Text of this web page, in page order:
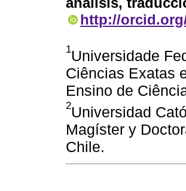
http://orcid.org/
1Universidade
Ciências Exatas
Ensino de
2Universidad
Magíster y
Chile.